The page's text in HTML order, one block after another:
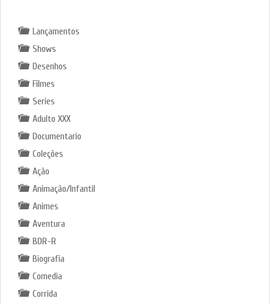
Lançamentos
Shows
Desenhos
Filmes
Series
Adulto XXX
Documentario
Coleções
Ação
Animação/Infantil
Animes
Aventura
BDR-R
Biografia
Comedia
Corrida